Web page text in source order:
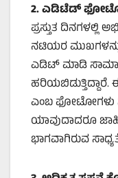
2.ಎಡಿಟೆಡ್
ಪ್ರಸ್ತುತ ದಿನಗಳಲ್ಲಿ
ನಟಿಯರ
ಎಡಿಟ್ ಮಾಡಿ
ಹರಿಯಬಿಡುತ್ತಿದ್ದಾರೆ.
ಎಂಬ ಫೋಟೋಗಳು
ಯಾವುದಾದರೂ
ಭಾಗವಾಗಿರುವ